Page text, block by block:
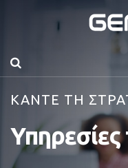
ΚΑΝΤΕ ΤΗ